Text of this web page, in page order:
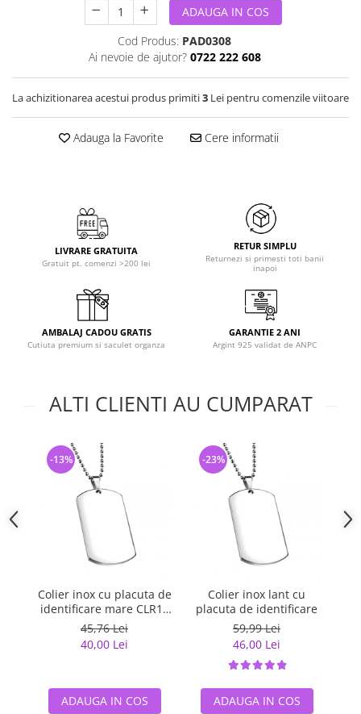
ADAUGA IN COS
Cod Produs: PAD0308
Ai nevoie de ajutor? 0722 222 608
La achizitionarea acestui produs primiti3 Lei pentru comenzile viitoare
Adauga la Favorite Cere informatii
LIVRARE GRATUITA
Gratuit pt. comenzi >200 lei
RETUR SIMPLU
Returnezi si primesti toti banii
inapoi
AMBALAJ CADOU GRATIS
Cutiuta premium si saculet organza
GARANTIE 2 ANI
Argint 925 validat de ANPC
ALTI CLIENTI AU CUMPARAT
Colier inox cu placuta de
identificare mare CLR13
cu lant militar
45,76 Lei
40,00 Lei
-13%
ADAUGA IN COS
Colier inox lant cu
placuta de identificare
59,99 Lei
46,00 Lei
-23%
ADAUGA IN COS